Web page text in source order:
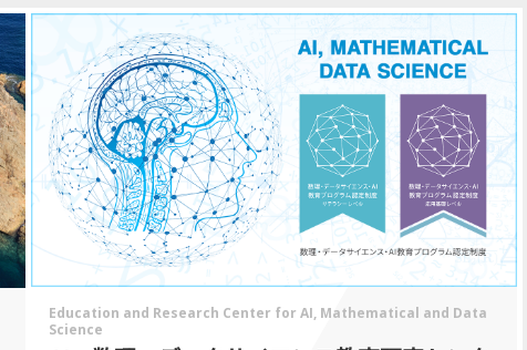
Education and Research Center for AI, Mathematical and Data
Science